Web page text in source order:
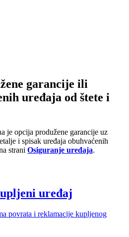
garancije ili
uređaja od štete i
je opcija produžene garancije uz
i spisak uređaja obuhvaćenih
strani Osiguranje uređaja.
uređaj
povrata i reklamacije kupljenog